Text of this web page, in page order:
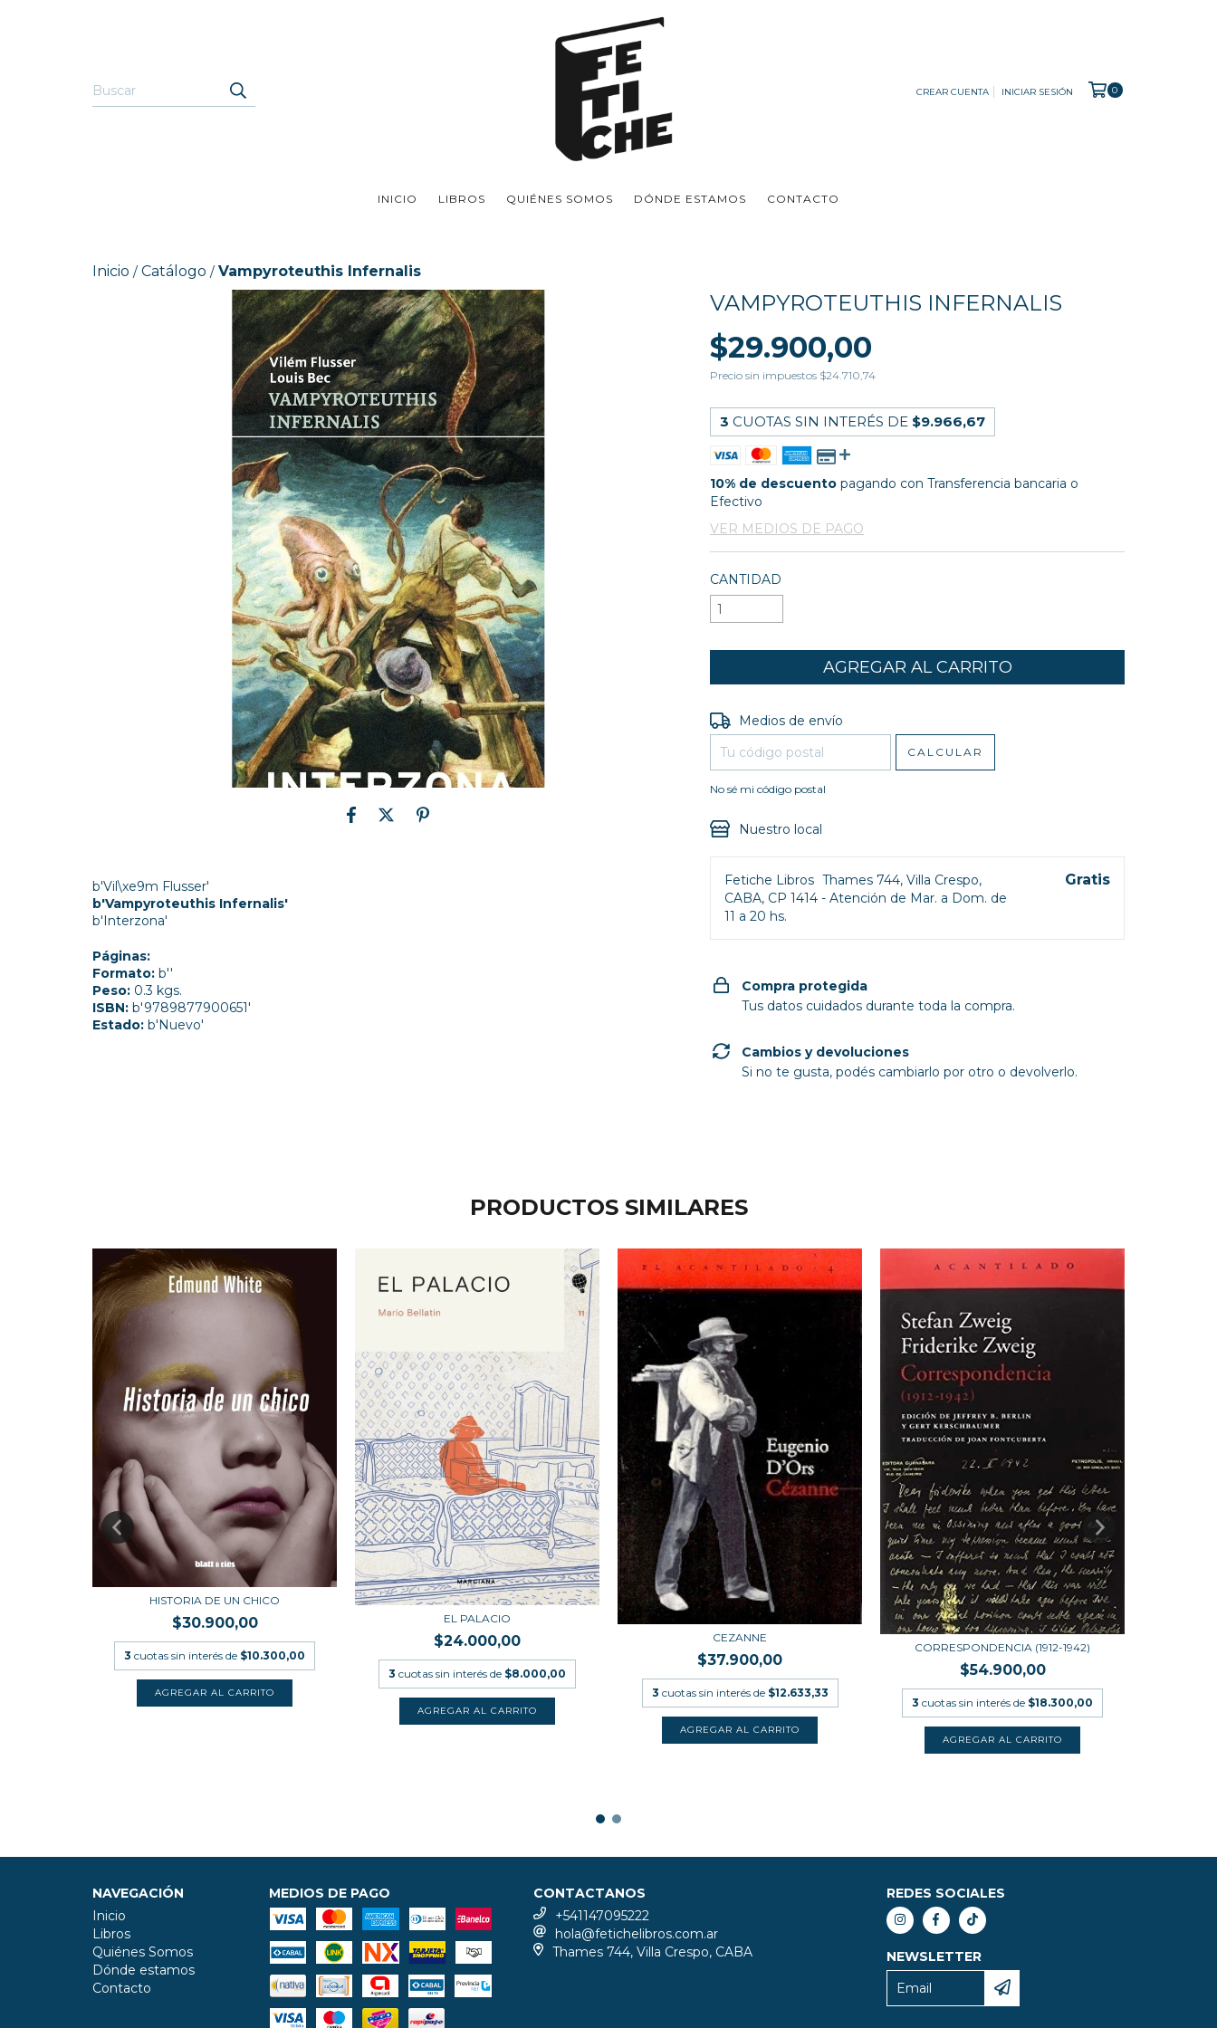
CREAR CUENTA INICIAR SESIÓN 0
INICIO LIBROS QUIÉNES SOMOS DÓNDE ESTAMOS CONTACTO
Inicio / Catálogo / Vampyroteuthis Infernalis
b'Vil\xe9m Flusser'
b'Vampyroteuthis Infernalis'
b'Interzona'
Páginas:
Formato: b''
Peso: 0.3 kgs.
ISBN: b'9789877900651'
Estado: b'Nuevo'
VAMPYROTEUTHIS INFERNALIS
$29.900,00
Precio sin impuestos $24.710,74
3 CUOTAS SIN INTERÉS DE $9.966,67
10% de descuento pagando con Transferencia bancaria o
Efectivo
VER MEDIOS DE PAGO
CANTIDAD
Entregas para el CP:
Medios de envío
CALCULAR
No sé mi código postal
Nuestro local
Fetiche Libros Thames 744, Villa Crespo,
CABA, CP 1414 - Atención de Mar. a Dom. de
11 a 20 hs.
Gratis
Compra protegida
Tus datos cuidados durante toda la compra.
Cambios y devoluciones
Si no te gusta, podés cambiarlo por otro o devolverlo.
PRODUCTOS SIMILARES
HISTORIA DE UN CHICO
$30.900,00
3 cuotas sin interés de $10.300,00
EL PALACIO
$24.000,00
3 cuotas sin interés de $8.000,00
CEZANNE
$37.900,00
3 cuotas sin interés de $12.633,33
CORRESPONDENCIA (1912-1942)
$54.900,00
3 cuotas sin interés de $18.300,00
NAVEGACIÓN
Inicio
Libros
Quiénes Somos
Dónde estamos
Contacto
MEDIOS DE PAGO
CONTACTANOS
+541147095222
hola@fetichelibros.com.ar
Thames 744, Villa Crespo, CABA
REDES SOCIALES
NEWSLETTER